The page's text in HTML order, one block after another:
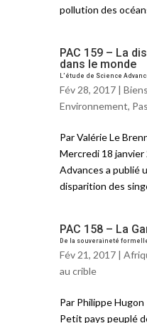
pollution des
PAC 159 – La
dans le monde
L’étude de Science
Fév 28, 2017 |
Environnement,
Par Valérie Le
Mercredi 18 janvier
Advances a publié
disparition des
PAC 158 – La
De la souveraineté
Fév 21, 2017 |
au crible
Par Philippe Hugon
Petit pays peuplé